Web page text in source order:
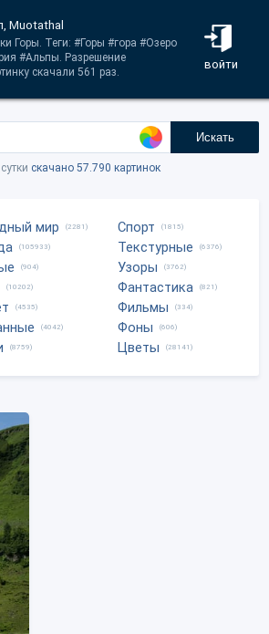
войти
Muotathal
Горы. Теги: #Горы #гора #Озеро
#Альпы. Разрешение
скачали 561 раз.
Искать
скачано 57.790 картинок
мир (2281)
(105933)
(904)
(10202)
(4535)
(4042)
(8759)
Спорт (1815)
Текстурные (6376)
Узоры (3762)
Фантастика (821)
Фильмы (334)
Фоны (606)
Цветы (28141)